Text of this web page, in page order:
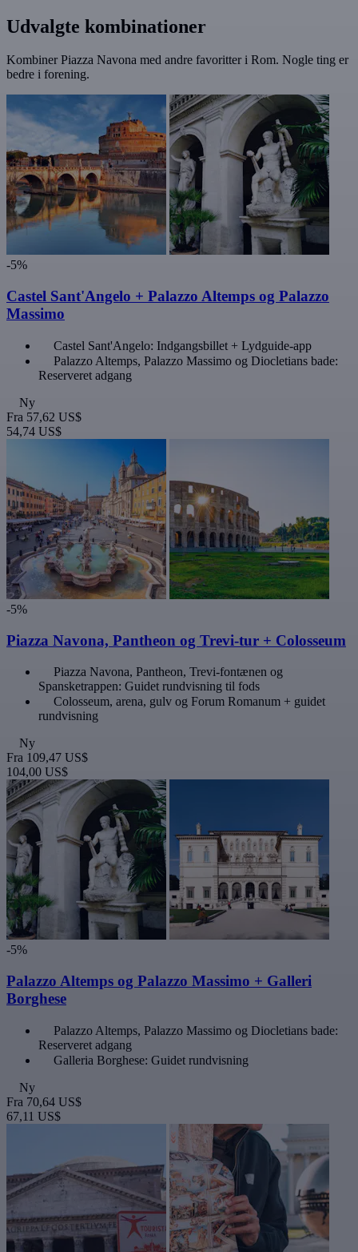
Udvalgte kombinationer
Kombiner Piazza Navona med andre favoritter i Rom. Nogle ting er
bedre i forening.
-5%
Castel Sant'Angelo + Palazzo Altemps og Palazzo
Massimo
Castel Sant'Angelo: Indgangsbillet + Lydguide-app
Palazzo Altemps, Palazzo Massimo og Diocletians bade:
Reserveret adgang
Ny
Fra 57,62 US$
54,74 US$
-5%
Piazza Navona, Pantheon og Trevi-tur + Colosseum
Piazza Navona, Pantheon, Trevi-fontænen og
Spansketrappen: Guidet rundvisning til fods
Colosseum, arena, gulv og Forum Romanum + guidet
rundvisning
Ny
Fra 109,47 US$
104,00 US$
-5%
Palazzo Altemps og Palazzo Massimo + Galleri
Borghese
Palazzo Altemps, Palazzo Massimo og Diocletians bade:
Reserveret adgang
Galleria Borghese: Guidet rundvisning
Ny
Fra 70,64 US$
67,11 US$